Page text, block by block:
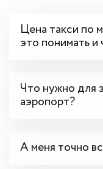
Цена такси по
это понимать и
Что нужно для
аэропорт?
А меня точно